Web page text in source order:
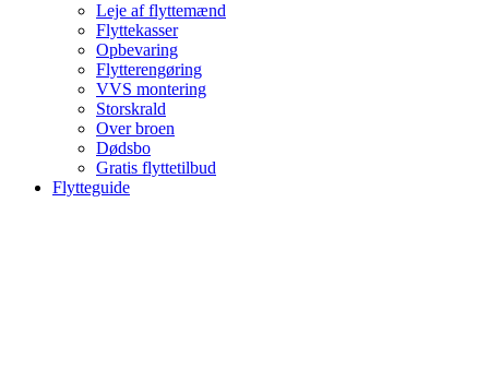
Leje af flyttemænd
Flyttekasser
Opbevaring
Flytterengøring
VVS montering
Storskrald
Over broen
Dødsbo
Gratis flyttetilbud
Flytteguide